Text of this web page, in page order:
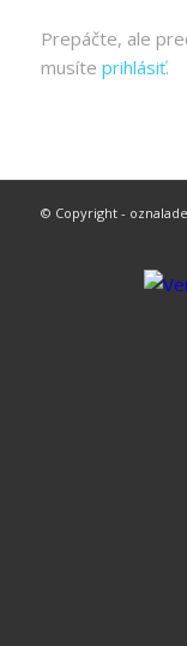
Prepáčte, ale
musíte prihlásiť.
© Copyright -